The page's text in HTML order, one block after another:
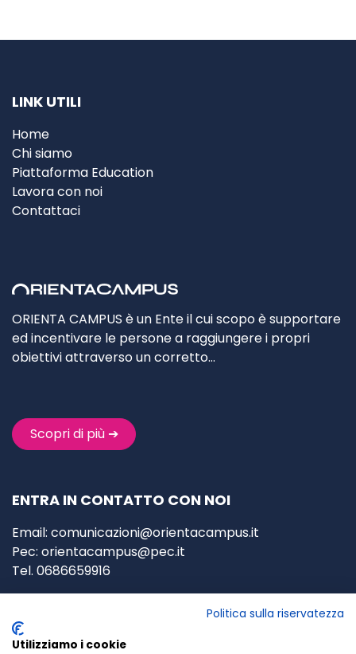
LINK UTILI
Home
Chi siamo
Piattaforma Education
Lavora con noi
Contattaci
ORIENTA CAMPUS è un Ente il cui scopo è supportare
ed incentivare le persone a raggiungere i propri
obiettivi attraverso un corretto…
Scopri di più ➔
ENTRA IN CONTATTO CON NOI
Email: comunicazioni@orientacampus.it
Pec: orientacampus@pec.it
Tel. 0686659916
00127 Roma
P.IVA: 02963930595
Politica sulla riservatezza
Utilizziamo i cookie